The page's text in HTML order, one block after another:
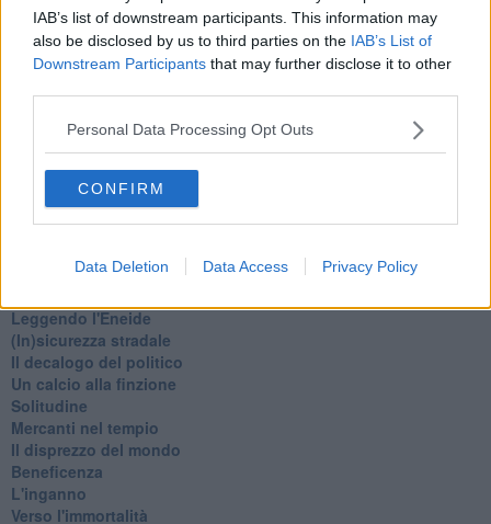
IAB’s list of downstream participants. This information may
also be disclosed by us to third parties on the IAB’s List of
Downstream Participants that may further disclose it to other
Personal Data Processing Opt Outs
CONFIRM
Data Deletion Data Access Privacy Policy
Fine anno al ristorante
La festa di Capodanno
Natale 2024
Re e regnanti
A noi interessa il dito non la luna
Come rubare allo stato e vivere felici
Una performance
​Io (allo specchio)
Tramonto
Passato, presente, futuro
Il giorno dei saldi
Leggendo l'Eneide
​(In)sicurezza stradale
Il decalogo del politico
Un calcio alla finzione
Solitudine
Mercanti nel tempio
Il disprezzo del mondo
Beneficenza
L'inganno
Verso l'immortalità